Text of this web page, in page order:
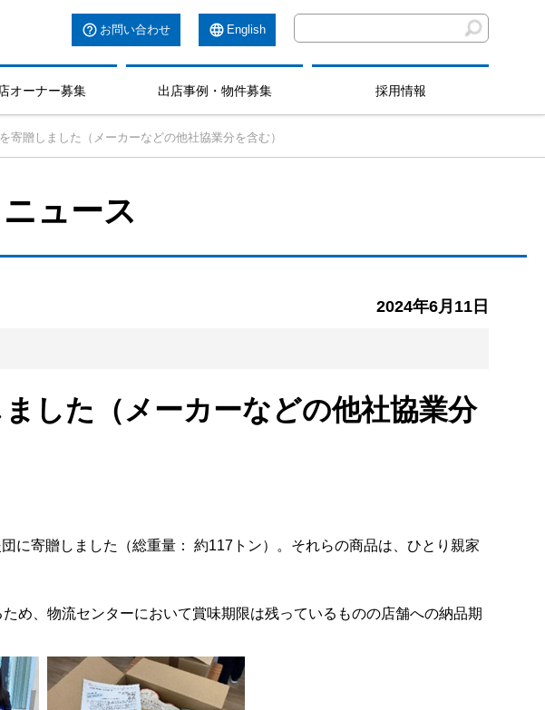
お問い合わせ English
オーナー募集 出店事例・物件募集 採用情報
寄贈しました（メーカーなどの他社協業分を含む）
ュース
2024年6月11日
した（メーカーなどの他社協業分
に寄贈しました（総重量： 約117トン）。それらの商品は、ひとり親家
め、物流センターにおいて賞味期限は残っているものの店舗への納品期